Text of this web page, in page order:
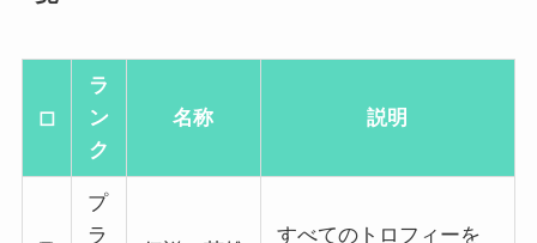
◻
ラ
ン
ク
名称 説明
プ
ラ
すべてのトロフィーを